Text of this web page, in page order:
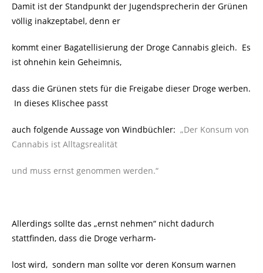
Damit ist der Standpunkt der Jugendsprecherin der Grünen
völlig inakzeptabel, denn er
kommt einer Bagatellisierung der Droge Cannabis gleich. Es
ist ohnehin kein Geheimnis,
dass die Grünen stets für die Freigabe dieser Droge werben.
In dieses Klischee passt
auch folgende Aussage von Windbüchler: „Der Konsum von
Cannabis ist Alltagsrealität
und muss ernst genommen werden.“
Allerdings sollte das „ernst nehmen“ nicht dadurch
stattfinden, dass die Droge verharm-
lost wird, sondern man sollte vor deren Konsum warnen